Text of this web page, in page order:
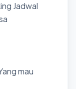
Jadwal
mau